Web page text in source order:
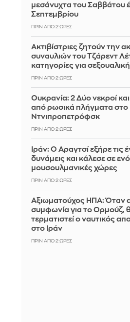
μεσάνυχτα του Σαββάτου
Σεπτεμβρίου
ΠΡΙΝ ΑΠΌ 2 ΏΡΕΣ
Ακτιβίστριες ζητούν την
συναυλιών του Τζάρεντ
κατηγορίες για
ΠΡΙΝ ΑΠΌ 2 ΏΡΕΣ
Ουκρανία: 2 Δύο νεκροί
από ρωσικά πλήγματα στο
Ντνιπροπετρόφσκ
ΠΡΙΝ ΑΠΌ 2 ΏΡΕΣ
Ιράν: Ο Αραγτσί εξήρε τις
δυνάμεις και κάλεσε σε
μουσουλμανικές χώρες
ΠΡΙΝ ΑΠΌ 2 ΏΡΕΣ
Αξιωματούχος ΗΠΑ: Όταν
συμφωνία για το Ορμούζ,
τερματιστεί ο ναυτικός
στο Ιράν
ΠΡΙΝ ΑΠΌ 2 ΏΡΕΣ